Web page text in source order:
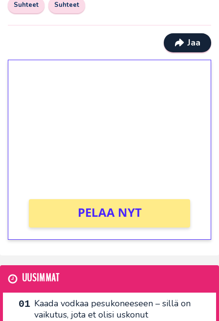
Suhteet Suhteet
Jaa
PELAA NYT
UUSIMMAT
Kaada vodkaa pesukoneeseen – sillä on
vaikutus, jota et olisi uskonut